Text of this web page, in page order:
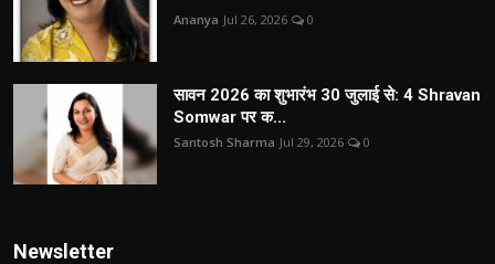
Ananya Jul 26, 2026 0
सावन 2026 का शुभारंभ 30 जुलाई से: 4 Shravan
Somwar पर क...
Santosh Sharma Jul 29, 2026 0
Newsletter